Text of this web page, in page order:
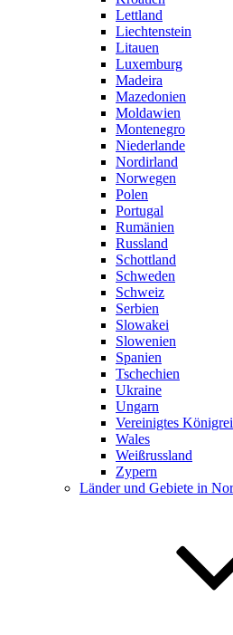
Lettland
Liechtenstein
Litauen
Luxemburg
Madeira
Mazedonien
Moldawien
Montenegro
Niederlande
Nordirland
Norwegen
Polen
Portugal
Rumänien
Russland
Schottland
Schweden
Schweiz
Serbien
Slowakei
Slowenien
Spanien
Tschechien
Ukraine
Ungarn
Vereinigtes
Wales
Weißrussland
Zypern
Länder und Gebiete in